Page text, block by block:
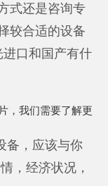
式还是咨询专
较合适的设备
口和国产有什
，我们需要了解更
备，应该与你
，经济状况，